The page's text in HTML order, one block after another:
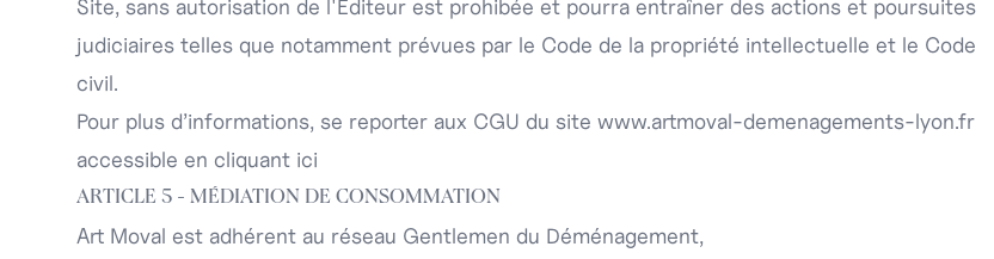
Site , sans autorisation de l'Éditeur est prohibée et pourra entraîner des actions et poursuites
judiciaires telles que notamment prévues par le Code de la propriété intellectuelle et le Code
civil.
Pour plus d’informations, se reporter aux CGU du site www.artmoval-demenagements-lyon.fr
accessible en cliquant ici
ARTICLE 5 - MÉDIATION DE CONSOMMATION
Art Moval est adhérent au réseau Gentlemen du Déménagement,